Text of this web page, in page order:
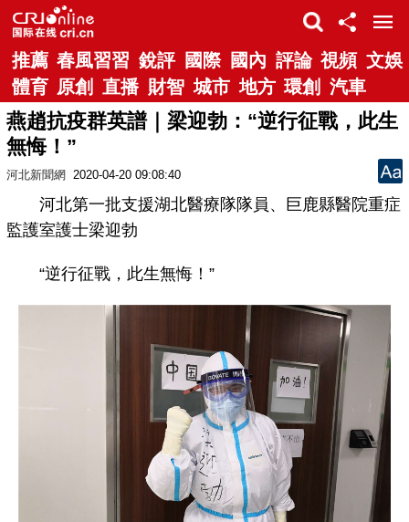
推薦 春風習習 銳評 國際 國內 評論 視頻 文娛
體育 原創 直播 財智 城市 地方 環創 汽車
燕趙抗疫群英譜｜梁迎勃：“逆行征戰，此生
無悔！”
河北新聞網 2020-04-20 09:08:40
河北第一批支援湖北醫療隊隊員、巨鹿縣醫院重症
監護室護士梁迎勃
“逆行征戰，此生無悔！”